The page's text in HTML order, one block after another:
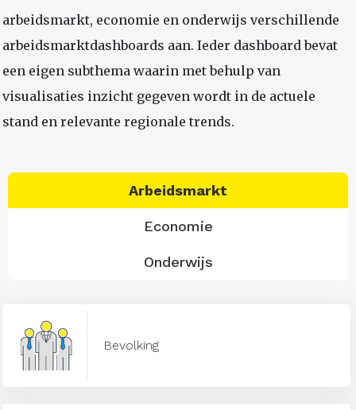
arbeidsmarkt, economie en onderwijs verschillende
arbeidsmarktdashboards aan. Ieder dashboard bevat
een eigen subthema waarin met behulp van
visualisaties inzicht gegeven wordt in de actuele
stand en relevante regionale trends.
Arbeidsmarkt
Economie
Onderwijs
Bevolking